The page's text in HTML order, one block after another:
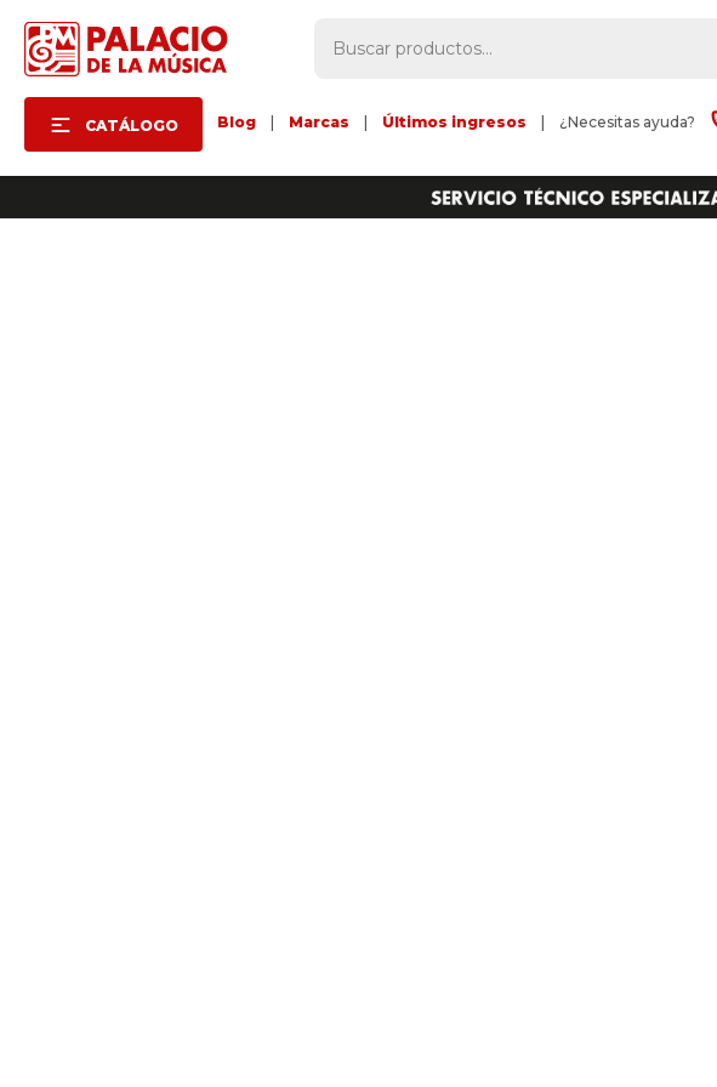
CATÁLOGO Blog Marcas Últimos ingresos ¿Necesitas ayuda?